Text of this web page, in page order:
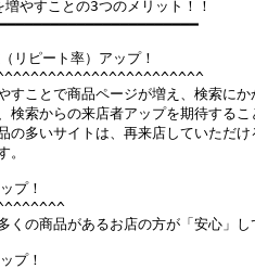
すことの3つのメリット！！
ピート率）アップ！
とで商品ページが増え、検索にか
からの来店者アップを期待するこ
いサイトは、再来店していただけ
。
プ！
商品があるお店の方が「安心」し
プ！